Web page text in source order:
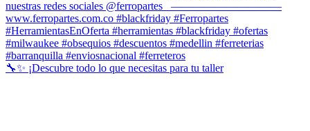
🔧✨ ¡Descubre todo lo que necesitas para tu taller